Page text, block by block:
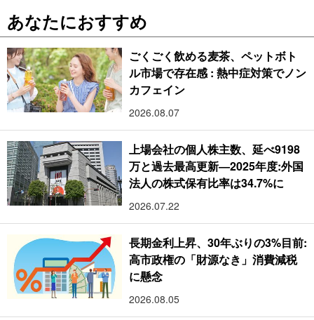
あなたにおすすめ
ごくごく飲める麦茶、ペットボト
ル市場で存在感 : 熱中症対策でノン
カフェイン
2026.08.07
上場会社の個人株主数、延べ9198
万と過去最高更新―2025年度:外国
法人の株式保有比率は34.7%に
2026.07.22
長期金利上昇、30年ぶりの3%目前:
高市政権の「財源なき」消費減税
に懸念
2026.08.05